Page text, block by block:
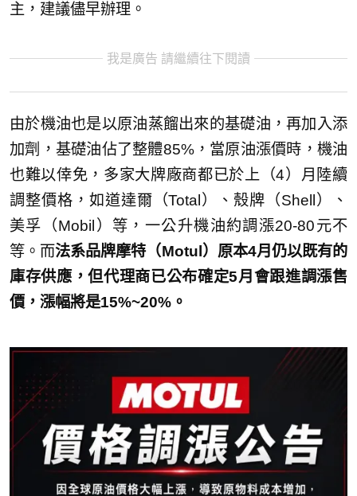
主，建議儘早辦理。
我是廣告 請繼續往下閱讀
由於機油也是以原油蒸餾出來的基礎油，再加入添
加劑，基礎油佔了整體85%，當原油漲價時，機油
也難以倖免，多家大牌廠商都已於上（4）月陸續
調整價格，如道達爾（Total）、殼牌（Shell）、
美孚（Mobil）等，一公升機油約調漲20-80元不
等。而法系品牌摩特（Motul）原本4月仍以既有的
庫存供應，但代理商已公布確定5月會跟進調漲售
價，漲幅將是15%~20%。